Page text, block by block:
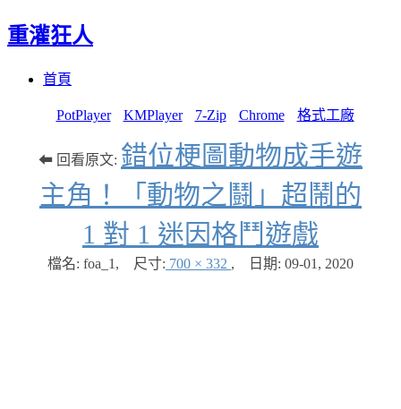
重灌狂人
首頁
PotPlayer KMPlayer 7-Zip Chrome 格式工廠
⬅ 回看原文: 錯位梗圖動物成手遊
主角！「動物之鬪」超鬧的
1 對 1 迷因格鬥遊戲
檔名: foa_1 , 尺寸: 700 × 332 , 日期: 09-01, 2020